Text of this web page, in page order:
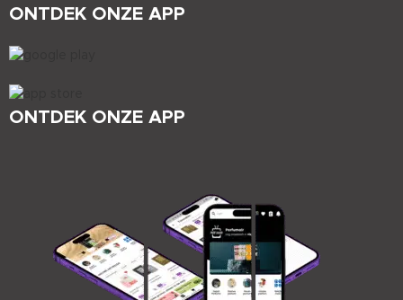
ONTDEK ONZE APP
ONTDEK ONZE APP